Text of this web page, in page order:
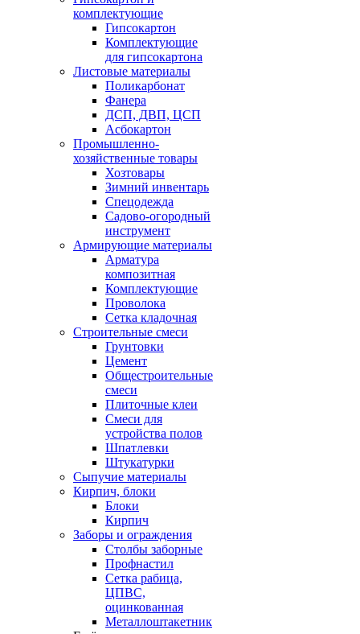
комплектующие
Гипсокартон
Комплектующие
для гипсокартона
Листовые материалы
Поликарбонат
Фанера
ДСП, ДВП, ЦСП
Асбокартон
Промышленно-
хозяйственные товары
Хозтовары
Зимний инвентарь
Спецодежда
Садово-огородный
инструмент
Армирующие материалы
Арматура
композитная
Комплектующие
Проволока
Сетка кладочная
Строительные смеси
Грунтовки
Цемент
Общестроительные
смеси
Плиточные клеи
Смеси для
устройства полов
Шпатлевки
Штукатурки
Сыпучие материалы
Кирпич, блоки
Блоки
Кирпич
Заборы и ограждения
Столбы заборные
Профнастил
Сетка рабица,
ЦПВС,
оцинкованная
Металлоштакетник